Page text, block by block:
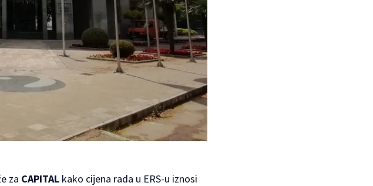
za CAPITAL kako cijena rada u ERS-u iznosi